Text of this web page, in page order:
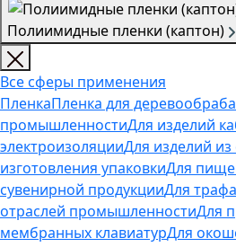
Полиимидные пленки (каптон)
Все сферы применения
ПленкаПленка для
промышленностиДля изделий
электроизоляцииДля изделий из
изготовления упаковкиДля
сувенирной продукцииДля
отраслей промышленностиДля
мембранных клавиатурДля